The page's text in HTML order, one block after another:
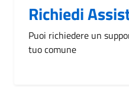
Richiedi
Puoi richiedere un
tuo comune